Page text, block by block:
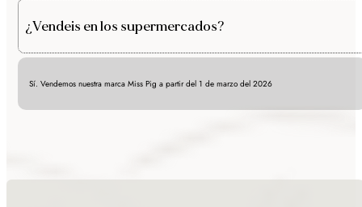
¿Vendeis en los supermercados?
Sí. Vendemos nuestra marca Miss Pig a partir del 1 de marzo del 2026